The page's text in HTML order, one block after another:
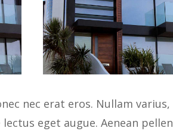
nec erat eros. Nullam
eget augue. Aenean